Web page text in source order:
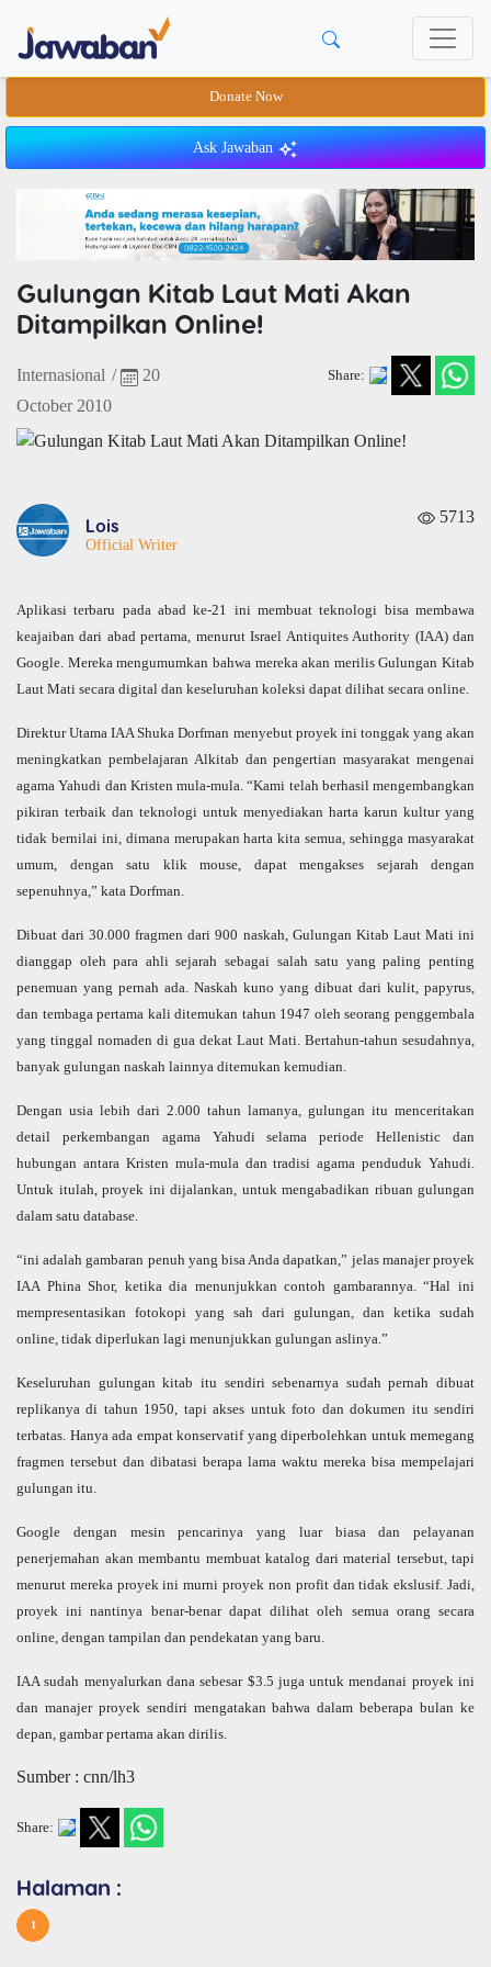
Donate Now
Ask Jawaban
Gulungan Kitab Laut Mati Akan
Ditampilkan Online!
Internasional /
20
October 2010
Share:
Lois
Official Writer
5713
Aplikasi terbaru pada abad ke-21 ini membuat teknologi bisa membawa
keajaiban dari abad pertama, menurut Israel Antiquites Authority (IAA) dan
Google. Mereka mengumumkan bahwa mereka akan merilis Gulungan Kitab
Laut Mati secara digital dan keseluruhan koleksi dapat dilihat secara online.
Direktur Utama IAA Shuka Dorfman menyebut proyek ini tonggak yang akan
meningkatkan pembelajaran Alkitab dan pengertian masyarakat mengenai
agama Yahudi dan Kristen mula-mula. “Kami telah berhasil mengembangkan
pikiran terbaik dan teknologi untuk menyediakan harta karun kultur yang
tidak bernilai ini, dimana merupakan harta kita semua, sehingga masyarakat
umum, dengan satu klik mouse, dapat mengakses sejarah dengan
sepenuhnya,” kata Dorfman.
Dibuat dari 30.000 fragmen dari 900 naskah, Gulungan Kitab Laut Mati ini
dianggap oleh para ahli sejarah sebagai salah satu yang paling penting
penemuan yang pernah ada. Naskah kuno yang dibuat dari kulit, papyrus,
dan tembaga pertama kali ditemukan tahun 1947 oleh seorang penggembala
yang tinggal nomaden di gua dekat Laut Mati. Bertahun-tahun sesudahnya,
banyak gulungan naskah lainnya ditemukan kemudian.
Dengan usia lebih dari 2.000 tahun lamanya, gulungan itu menceritakan
detail perkembangan agama Yahudi selama periode Hellenistic dan
hubungan antara Kristen mula-mula dan tradisi agama penduduk Yahudi.
Untuk itulah, proyek ini dijalankan, untuk mengabadikan ribuan gulungan
dalam satu database.
“ini adalah gambaran penuh yang bisa Anda dapatkan,” jelas manajer proyek
IAA Phina Shor, ketika dia menunjukkan contoh gambarannya. “Hal ini
mempresentasikan fotokopi yang sah dari gulungan, dan ketika sudah
online, tidak diperlukan lagi menunjukkan gulungan aslinya.”
Keseluruhan gulungan kitab itu sendiri sebenarnya sudah pernah dibuat
replikanya di tahun 1950, tapi akses untuk foto dan dokumen itu sendiri
terbatas. Hanya ada empat konservatif yang diperbolehkan untuk memegang
fragmen tersebut dan dibatasi berapa lama waktu mereka bisa mempelajari
gulungan itu.
Google dengan mesin pencarinya yang luar biasa dan pelayanan
penerjemahan akan membantu membuat katalog dari material tersebut, tapi
menurut mereka proyek ini murni proyek non profit dan tidak ekslusif. Jadi,
proyek ini nantinya benar-benar dapat dilihat oleh semua orang secara
online, dengan tampilan dan pendekatan yang baru.
IAA sudah menyalurkan dana sebesar $3.5 juga untuk mendanai proyek ini
dan manajer proyek sendiri mengatakan bahwa dalam beberapa bulan ke
depan, gambar pertama akan dirilis.
Sumber : cnn/lh3
Share:
Halaman :
1